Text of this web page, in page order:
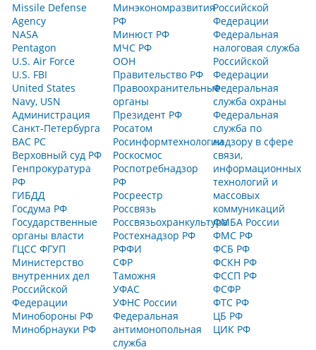
Missile Defense
Agency
NASA
Pentagon
U.S. Air Force
U.S. FBI
United States
Navy, USN
Администрация
Санкт-Петербурга
ВАС РС
Верховный суд РФ
Генпрокуратура
РФ
ГИБДД
Госдума РФ
Государственные
органы власти
ГЦСС ФГУП
Министерство
внутренних дел
Российской
Федерации
Минобороны РФ
Минобрнауки РФ
Минэкономразвития
РФ
Минюст РФ
МЧС РФ
ООН
Правительство РФ
Правоохранительные
органы
Президент РФ
Росатом
Росинформтехнологии
Роскосмос
Роспотребнадзор
РФ
Росреестр
Россвязь
Россвязьохранкультура
Ростехнадзор РФ
РФФИ
СФР
Таможня
УФАС
УФНС России
Федеральная
антимонопольная
служба
Российской
Федерации
Федеральная
налоговая служба
Российской
Федерации
Федеральная
служба охраны
Федеральная
служба по
надзору в сфере
связи,
информационных
технологий и
массовых
коммуникаций
ФМБА России
ФМС РФ
ФСБ РФ
ФСКН РФ
ФССП РФ
ФСФР
ФТС РФ
ЦБ РФ
ЦИК РФ